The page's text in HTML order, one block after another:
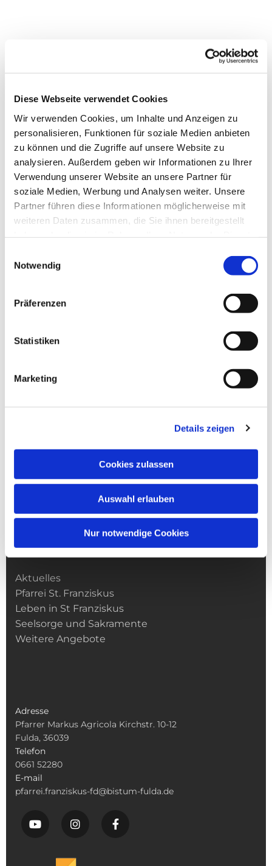
Diese Webseite verwendet Cookies
Wir verwenden Cookies, um Inhalte und Anzeigen zu
personalisieren, Funktionen für soziale Medien anbieten
zu können und die Zugriffe auf unsere Website zu
analysieren. Außerdem geben wir Informationen zu Ihrer
Verwendung unserer Website an unsere Partner für
soziale Medien, Werbung und Analysen weiter. Unsere
Partner führen diese Informationen möglicherweise mit
weiteren Daten zusammen, die Sie ihnen bereitgestellt
Notwendig
Präferenzen
Statistiken
Marketing
Details zeigen
Cookies zulassen
Auswahl erlauben
Nur notwendige Cookies
Dies könnte Sie auch
interessieren
Kirchengemeinde­­ St. Franziskus
Aktuelles
Pfarrei St. Franziskus
Leben in St Franziskus
Seelsorge und Sakramente
Weitere Angebote
Adresse
Pfarrer Markus Agricola Kirchstr. 10-12
Fulda, 36039
Telefon
0661 52280
E-mail
pfarrei.franziskus-fd@bistum-fulda.de